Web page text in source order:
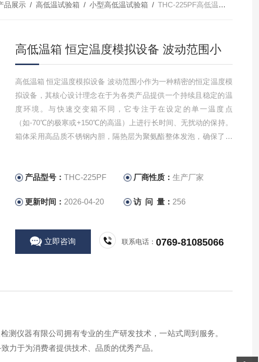
品展示/ 高低温试验箱 / 小型高低温试验箱 / THC-225PF高低温箱 恒定温度模拟设备 波动范围小
高低温箱 恒定温度模拟设备 波动范围小
高低温箱 恒定温度模拟设备 波动范围小作为一种精密的恒定温度模
拟设备，其核心设计理念在于为各类产品提供一个持续且稳定的温
度环境。与快速交变箱不同，它专注于在设定的单一温度点
（如-70℃的极寒或+150℃的高温）上进行长时间、无扰动的保持。
箱体采用高品质不锈钢内胆，隔热层为聚氨酯整体发泡，确保了保
产品型号： THC-225PF 厂商性质：生产厂家
更新时间： 2026-04-20 访 问 量： 256
立即咨询 联系电话：0769-81085066
测仪器有限公司拥有专业的生产研发技术，一站式周到服务。
力于为消费者提供技术、品质的优秀产品。